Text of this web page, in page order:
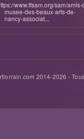
www.ffsam.org/sam/amis-
musee-des-beaux-arts-de-
nancy-associat...
2014-2026 -